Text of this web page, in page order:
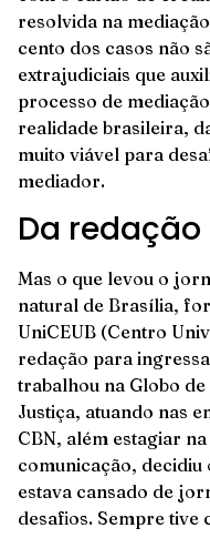
resolvida na
cento dos casos não
extrajudiciais que
processo de
realidade brasileira,
muito viável para
mediador.
Da
Mas o que levou o
natural de Brasília,
UniCEUB (Centro
redação para
trabalhou na Globo
Justiça, atuando nas
CBN, além estagiar
comunicação, decidiu
estava cansado de
desafios. Sempre tive